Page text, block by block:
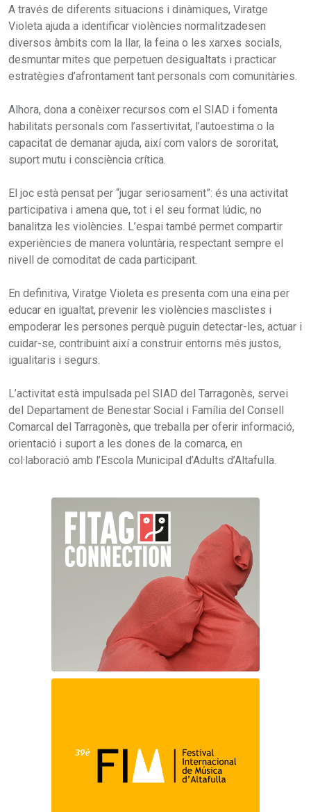
A través de diferents situacions i dinàmiques, Viratge
Violeta ajuda a identificar violències normalitzadesen
diversos àmbits com la llar, la feina o les xarxes socials,
desmuntar mites que perpetuen desigualtats i practicar
estratègies d’afrontament tant personals com comunitàries.
Alhora, dona a conèixer recursos com el SIAD i fomenta
habilitats personals com l’assertivitat, l’autoestima o la
capacitat de demanar ajuda, així com valors de sororitat,
suport mutu i consciència crítica.
El joc està pensat per “jugar seriosament”: és una activitat
participativa i amena que, tot i el seu format lúdic, no
banalitza les violències. L’espai també permet compartir
experiències de manera voluntària, respectant sempre el
nivell de comoditat de cada participant.
En definitiva, Viratge Violeta es presenta com una eina per
educar en igualtat, prevenir les violències masclistes i
empoderar les persones perquè puguin detectar-les, actuar i
cuidar-se, contribuint així a construir entorns més justos,
igualitaris i segurs.
L’activitat està impulsada pel SIAD del Tarragonès, servei
del Departament de Benestar Social i Família del Consell
Comarcal del Tarragonès, que treballa per oferir informació,
orientació i suport a les dones de la comarca, en
col·laboració amb l’Escola Municipal d’Adults d’Altafulla.